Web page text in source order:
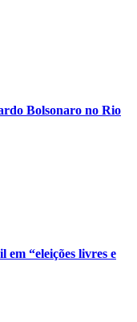
Bolsonaro no Rio
em “eleições livres e